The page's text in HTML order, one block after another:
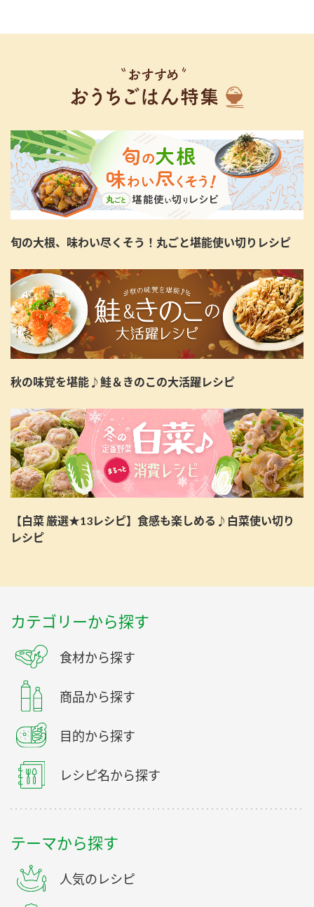
旬の大根、味わい尽くそう！丸ごと堪能使い切りレシピ
秋の味覚を堪能♪鮭＆きのこの大活躍レシピ
【白菜 厳選★13レシピ】食感も楽しめる♪白菜使い切り
レシピ
カテゴリーから探す
食材から探す
商品から探す
目的から探す
レシピ名から探す
テーマから探す
人気のレシピ